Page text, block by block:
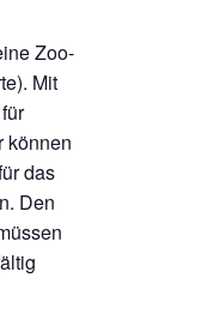
Zoo-
Mit
können
das
Den